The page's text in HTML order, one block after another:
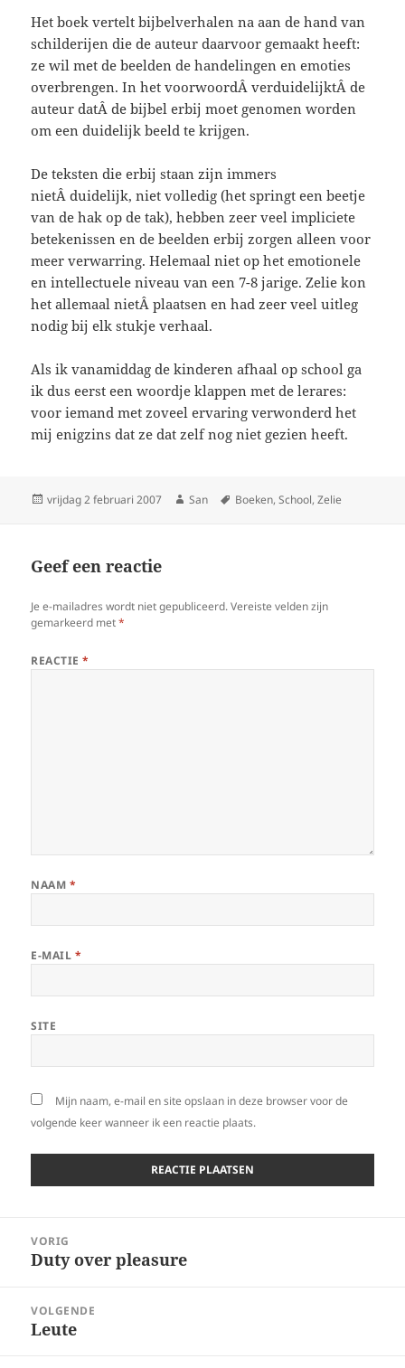
Het boek vertelt bijbelverhalen na aan de hand van
schilderijen die de auteur daarvoor gemaakt heeft:
ze wil met de beelden de handelingen en emoties
overbrengen. In het voorwoordÂ verduidelijktÂ de
auteur datÂ de bijbel erbij moet genomen worden
om een duidelijk beeld te krijgen.
De teksten die erbij staan zijn immers
nietÂ duidelijk, niet volledig (het springt een beetje
van de hak op de tak), hebben zeer veel impliciete
betekenissen en de beelden erbij zorgen alleen voor
meer verwarring. Helemaal niet op het emotionele
en intellectuele niveau van een 7-8 jarige. Zelie kon
het allemaal nietÂ plaatsen en had zeer veel uitleg
nodig bij elk stukje verhaal.
Als ik vanamiddag de kinderen afhaal op school ga
ik dus eerst een woordje klappen met de lerares:
voor iemand met zoveel ervaring verwonderd het
mij enigzins dat ze dat zelf nog niet gezien heeft.
Geplaatst
vrijdag 2 februari 2007 Auteur
San Tags
Boeken,School,Zelie
Geef een reactie
Je e-mailadres wordt niet gepubliceerd. Vereiste velden zijn
gemarkeerd met*
REACTIE*
NAAM *
E-MAIL *
SITE
Mijn naam, e-mail en site opslaan in deze browser voor de
volgende keer wanneer ik een reactie plaats.
navigatie
VORIG
Vorig
Duty over pleasure
VOLGENDE
Volgend
Leute